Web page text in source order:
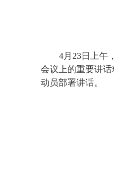
4月23 日上午
会议上的重要讲
动员部署讲话。